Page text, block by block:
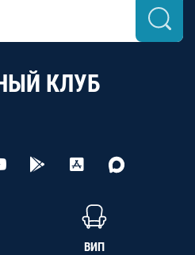
КЛУБ
ВИП